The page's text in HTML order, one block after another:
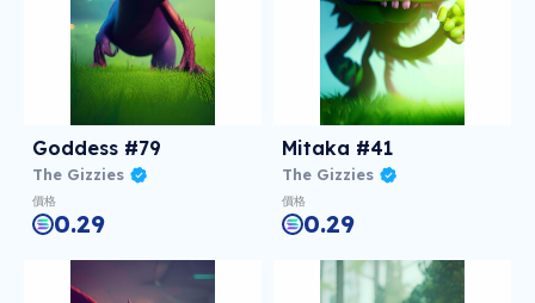
Goddess #79
The Gizzies
價格
0.29
Mitaka #41
The Gizzies
價格
0.29